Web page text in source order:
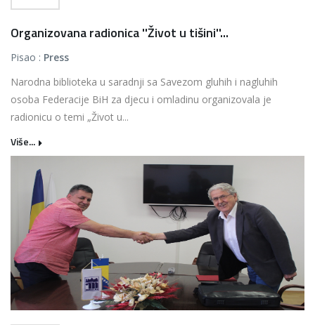
Organizovana radionica ''Život u tišini''...
Pisao : Press
Narodna biblioteka u saradnji sa Savezom gluhih i nagluhih
osoba Federacije BiH za djecu i omladinu organizovala je
radionicu o temi „Život u...
Više...